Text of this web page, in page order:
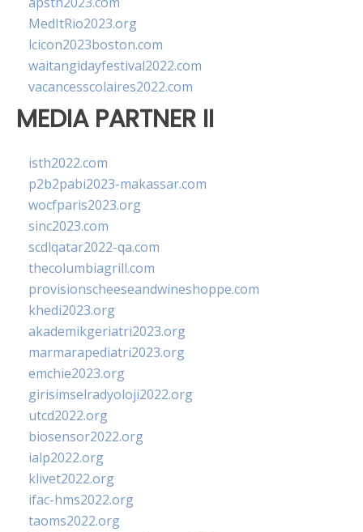
MedItRio2023.org
lcicon2023boston.com
waitangidayfestival2022.com
vacancesscolaires2022.com
MEDIA PARTNER II
isth2022.com
p2b2pabi2023-makassar.com
wocfparis2023.org
sinc2023.com
scdlqatar2022-qa.com
thecolumbiagrill.com
provisionscheeseandwineshoppe.com
khedi2023.org
akademikgeriatri2023.org
marmarapediatri2023.org
emchie2023.org
girisimselradyoloji2022.org
utcd2022.org
biosensor2022.org
ialp2022.org
klivet2022.org
ifac-hms2022.org
taoms2022.org